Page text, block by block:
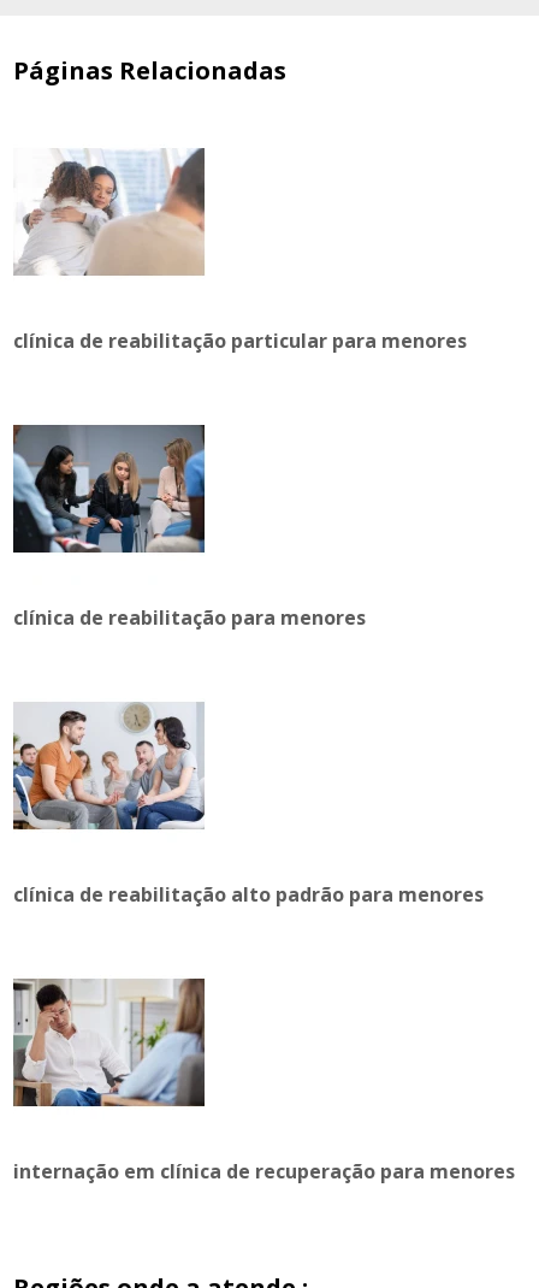
Páginas Relacionadas
clínica de reabilitação particular para menores
clínica de reabilitação para menores
clínica de reabilitação alto padrão para menores
internação em clínica de recuperação para menores